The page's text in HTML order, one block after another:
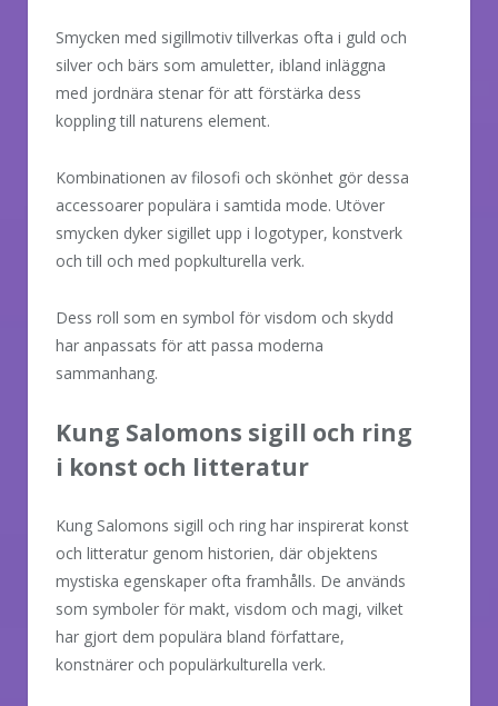
Smycken med sigillmotiv tillverkas ofta i guld och
silver och bärs som amuletter, ibland inläggna
med jordnära stenar för att förstärka dess
koppling till naturens element.
Kombinationen av filosofi och skönhet gör dessa
accessoarer populära i samtida mode. Utöver
smycken dyker sigillet upp i logotyper, konstverk
och till och med popkulturella verk.
Dess roll som en symbol för visdom och skydd
har anpassats för att passa moderna
sammanhang.
Kung Salomons sigill och ring
i konst och litteratur
Kung Salomons sigill och ring har inspirerat konst
och litteratur genom historien, där objektens
mystiska egenskaper ofta framhålls. De används
som symboler för makt, visdom och magi, vilket
har gjort dem populära bland författare,
konstnärer och populärkulturella verk.